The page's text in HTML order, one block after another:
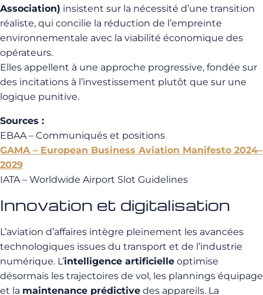
Association) insistent sur la nécessité d’une transition
réaliste, qui concilie la réduction de l’empreinte
environnementale avec la viabilité économique des
opérateurs.
Elles appellent à une approche progressive, fondée sur
des incitations à l’investissement plutôt que sur une
logique punitive.
Sources :
EBAA – Communiqués et positions
GAMA – European Business Aviation Manifesto 2024–
2029
IATA – Worldwide Airport Slot Guidelines
Innovation et digitalisation
L’aviation d’affaires intègre pleinement les avancées
technologiques issues du transport et de l’industrie
numérique. L’intelligence artificielle optimise
désormais les trajectoires de vol, les plannings équipage
et la maintenance prédictive des appareils. La